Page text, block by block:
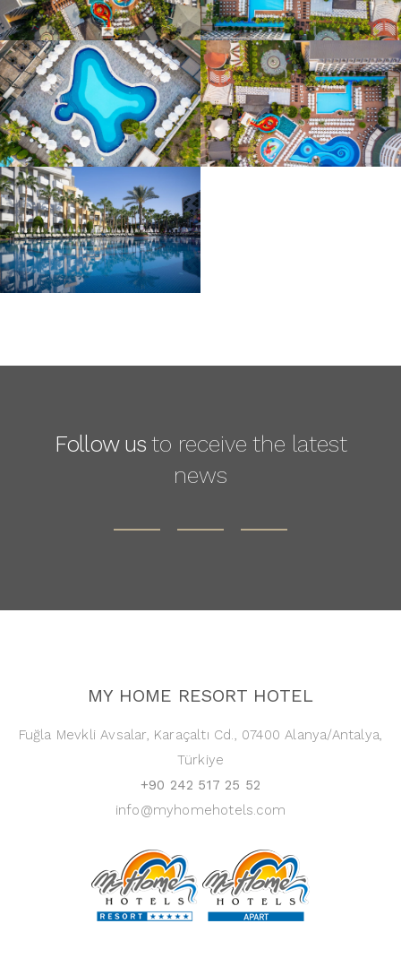
Follow usto receive the latest
news
MY HOME RESORT HOTEL
Fuğla Mevkli Avsalar, Karaçaltı Cd., 07400 Alanya/Antalya,
Türkiye
+90 242 517 25 52
info@myhomehotels.com